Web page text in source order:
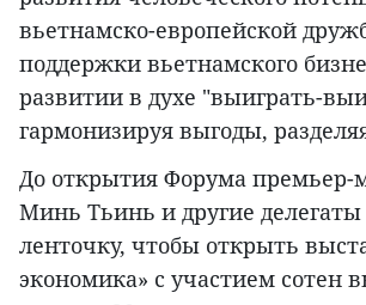
вьетнамско-европейской
поддержки вьетнамского
развитии в духе "выиграть-
гармонизируя выгоды,
До открытия Форума
Минь Тьинь и другие делегаты
ленточку, чтобы открыть
экономика» с участием сотен